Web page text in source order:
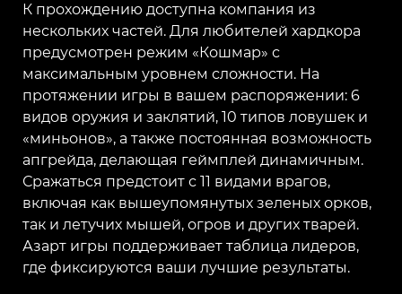
К прохождению доступна компания из
нескольких частей. Для любителей хардкора
предусмотрен режим «Кошмар» с
максимальным уровнем сложности. На
протяжении игры в вашем распоряжении: 6
видов оружия и заклятий, 10 типов ловушек и
«миньонов», а также постоянная возможность
апгрейда, делающая геймплей динамичным.
Сражаться предстоит с 11 видами врагов,
включая как вышеупомянутых зеленых орков,
так и летучих мышей, огров и других тварей.
Азарт игры поддерживает таблица лидеров,
где фиксируются ваши лучшие результаты.